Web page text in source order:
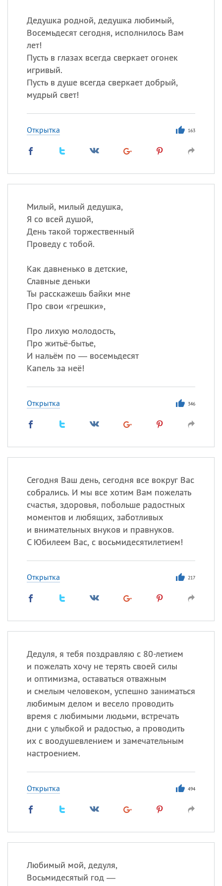
Дедушка родной, дедушка любимый,
Восемьдесят сегодня, исполнилось Вам
лет!
Пусть в глазах всегда сверкает огонек
игривый.
Пусть в душе всегда сверкает добрый,
мудрый свет!
Открытка 163
Милый, милый дедушка,
Я со всей душой,
День такой торжественный
Проведу с тобой.
Как давненько в детские,
Славные деньки
Ты расскажешь байки мне
Про свои «грешки»,
Про лихую молодость,
Про житьё-бытье,
И нальём по — восемьдесят
Капель за неё!
Открытка 346
Сегодня Ваш день, сегодня все вокруг Вас
собрались. И мы все хотим Вам пожелать
счастья, здоровья, побольше радостных
моментов и любящих, заботливых
и внимательных внуков и правнуков.
С Юбилеем Вас, с восьмидесятилетием!
Открытка 217
Дедуля, я тебя поздравляю с 80-летием
и пожелать хочу не терять своей силы
и оптимизма, оставаться отважным
и смелым человеком, успешно заниматься
любимым делом и весело проводить
время с любимыми людьми, встречать
дни с улыбкой и радостью, а проводить
их с воодушевлением и замечательным
настроением.
Открытка 494
Любимый мой, дедуля,
Восьмидесятый год —